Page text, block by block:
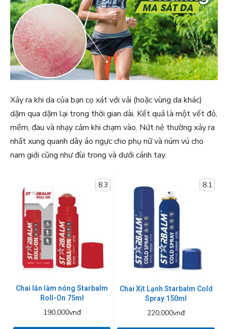
Xảy ra khi da của bạn cọ xát với vải (hoặc vùng da khác)
dặm qua dặm lại trong thời gian dài. Kết quả là một vết đỏ,
mềm, đau và nhạy cảm khi chạm vào. Nứt nẻ thường xảy ra
nhất xung quanh dây áo ngực cho phụ nữ và núm vú cho
nam giới cũng như đùi trong và dưới cánh tay.
8.3
Chai lăn làm nóng Starbalm
Roll-On 75ml
190,000vnđ
8.1
Chai Xịt Lạnh Starbalm Cold
Spray 150ml
220,000vnđ